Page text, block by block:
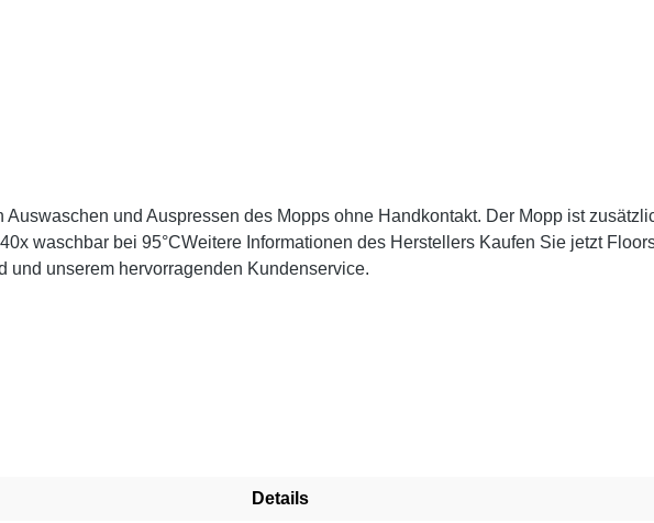
und Auspressen des Mopps ohne Handkontakt. Der Mopp ist
waschbar bei 95°CWeitere Informationen des Herstellers Kaufen Sie jetzt
und unserem hervorragenden Kundenservice.
Details